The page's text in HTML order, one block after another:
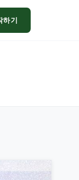
하기